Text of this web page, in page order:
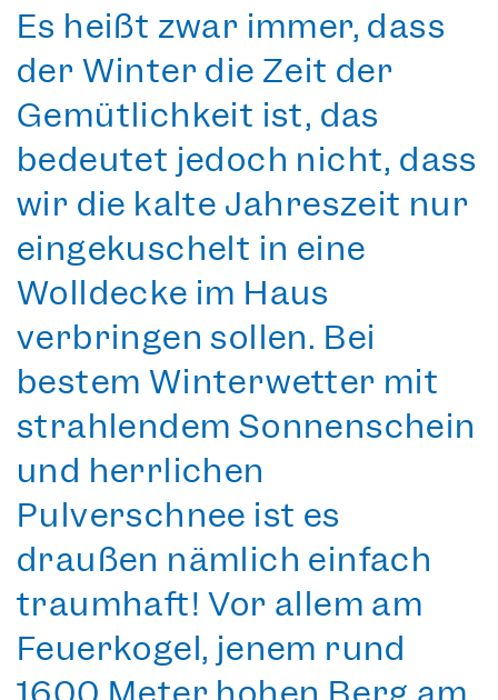
Es heißt zwar immer, dass
der Winter die Zeit der
Gemütlichkeit ist, das
bedeutet jedoch nicht, dass
wir die kalte Jahreszeit nur
eingekuschelt in eine
Wolldecke im Haus
verbringen sollen. Bei
bestem Winterwetter mit
strahlendem Sonnenschein
und herrlichen
Pulverschnee ist es
draußen nämlich einfach
traumhaft! Vor allem am
Feuerkogel, jenem rund